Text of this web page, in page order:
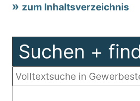
zum Inhaltsverzeichnis
Suchen +